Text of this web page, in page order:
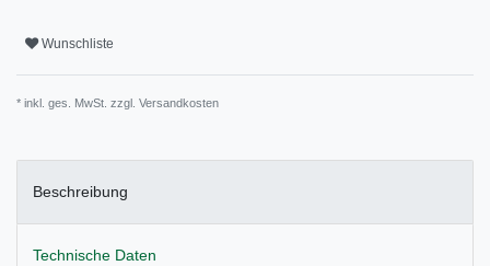
Wunschliste
* inkl. ges. MwSt. zzgl. Versandkosten
Beschreibung
Technische Daten